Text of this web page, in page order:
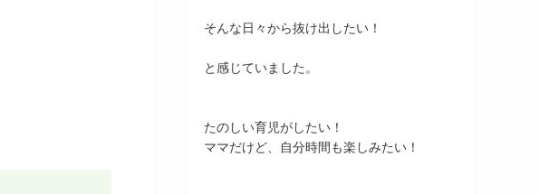
そんな日々から抜け出したい！
と感じていました。
たのしい育児がしたい！
ママだけど、自分時間も楽しみたい！